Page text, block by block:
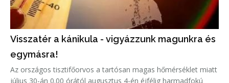
Visszatér a kánikula - vigyázzunk magunkra és
egymásra!
Az országos tisztifőorvos a tartósan magas hőmérséklet miatt
július 30-án 0.00 órától augusztus 4-én éjfélig harmadfokú